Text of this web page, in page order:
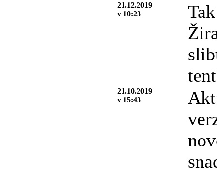
21.12.2019
v 10:23
21.10.2019
v 15:43